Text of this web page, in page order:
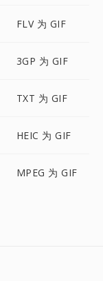
FLV 为 GIF
3GP 为 GIF
TXT 为 GIF
HEIC 为 GIF
MPEG 为 GIF